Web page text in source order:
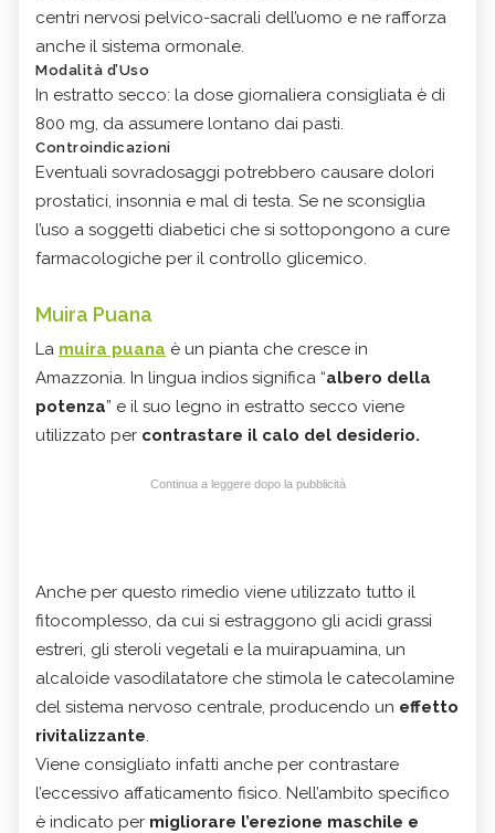
centri nervosi pelvico-sacrali dell’uomo e ne rafforza
anche il sistema ormonale.
Modalità d’Uso
In estratto secco: la dose giornaliera consigliata è di
800 mg, da assumere lontano dai pasti.
Controindicazioni
Eventuali sovradosaggi potrebbero causare dolori
prostatici, insonnia e mal di testa. Se ne sconsiglia
l’uso a soggetti diabetici che si sottopongono a cure
farmacologiche per il controllo glicemico.
Muira Puana
La muira puana è un pianta che cresce in
Amazzonia. In lingua indios significa “albero della
potenza” e il suo legno in estratto secco viene
utilizzato per contrastare il calo del desiderio.
Continua a leggere dopo la pubblicità
Anche per questo rimedio viene utilizzato tutto il
fitocomplesso, da cui si estraggono gli acidi grassi
estreri, gli steroli vegetali e la muirapuamina, un
alcaloide vasodilatatore che stimola le catecolamine
del sistema nervoso centrale, producendo un effetto
rivitalizzante.
Viene consigliato infatti anche per contrastare
l’eccessivo affaticamento fisico. Nell’ambito specifico
è indicato per migliorare l’erezione maschile e